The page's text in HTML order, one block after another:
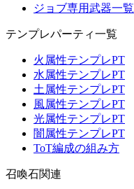
ジョブ専用武器一覧
テンプレパーティ一覧
火属性テンプレPT
水属性テンプレPT
土属性テンプレPT
風属性テンプレPT
光属性テンプレPT
闇属性テンプレPT
ToT編成の組み方
召喚石関連